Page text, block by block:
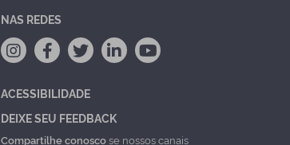
NAS REDES
ACESSIBILIDADE
DEIXE SEU FEEDBACK
Compartilhe conoscose nossos canais